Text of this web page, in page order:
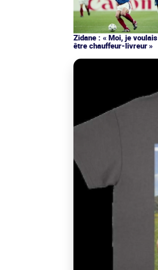
Zidane : « Moi, je voulais
être chauffeur-livreur »